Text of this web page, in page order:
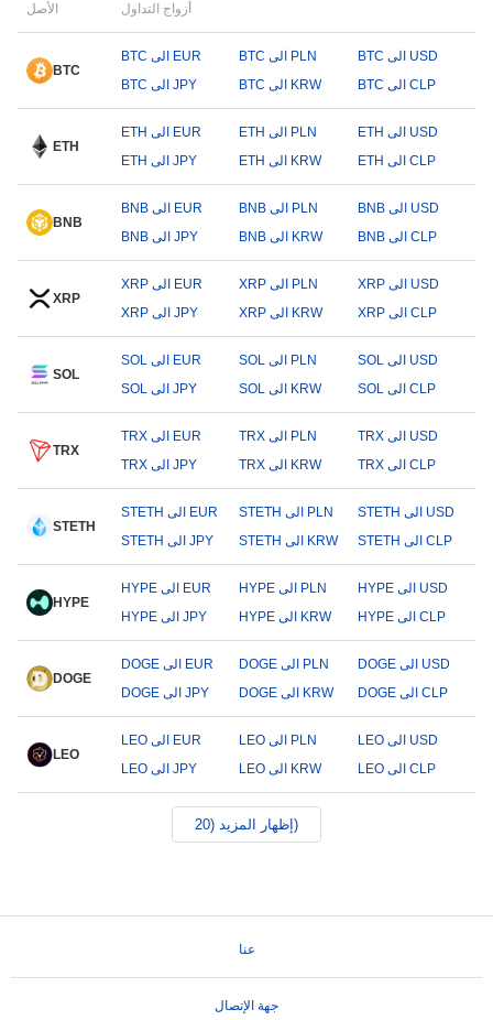
الأصل أزواج التداول
BTC
BTC الى EUR BTC الى PLN
BTC الى USD
BTC الى JPY
BTC الى KRW BTC الى CLP
ETH
ETH الى EUR ETH الى PLN
ETH الى USD
ETH الى JPY
ETH الى KRW ETH الى CLP
BNB
BNB الى EUR BNB الى PLN
BNB الى USD
BNB الى JPY
BNB الى KRW BNB الى CLP
XRP
XRP الى EUR XRP الى PLN
XRP الى USD
XRP الى JPY
XRP الى KRW XRP الى CLP
SOL
SOL الى EUR SOL الى PLN
SOL الى USD
SOL الى JPY
SOL الى KRW SOL الى CLP
TRX
TRX الى EUR TRX الى PLN
TRX الى USD
TRX الى JPY
TRX الى KRW TRX الى CLP
STETH
STETH الى EUR STETH الى PLN
STETH الى USD
STETH الى JPY
STETH الى KRW STETH الى CLP
HYPE
HYPE الى EUR HYPE الى PLN
HYPE الى USD
HYPE الى JPY
HYPE الى KRW HYPE الى CLP
DOGE
DOGE الى EUR DOGE الى PLN
DOGE الى USD
DOGE الى JPY
DOGE الى KRW DOGE الى CLP
LEO
LEO الى EUR LEO الى PLN
LEO الى USD
LEO الى JPY
LEO الى KRW LEO الى CLP
إظهار المزيد (20)
عنا
جهة الإتصال